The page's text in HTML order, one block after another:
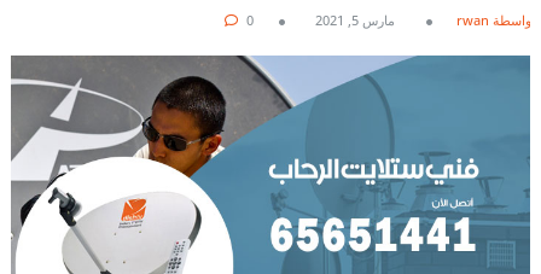
بواسطة rwan مارس 5, 2021 0